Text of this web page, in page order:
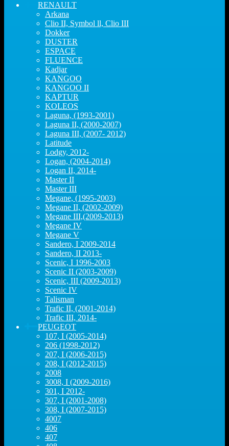
RENAULT
Arkana
Clio II, Symbol ll, Clio III
Dokker
DUSTER
ESPACE
FLUENCE
Kadjar
KANGOO
KANGOO II
KAPTUR
KOLEOS
Laguna, (1993-2001)
Laguna II, (2000-2007)
Laguna III, (2007- 2012)
Latitude
Lodgy, 2012-
Logan, (2004-2014)
Logan II, 2014-
Master II
Master III
Megane, (1995-2003)
Megane II, (2002-2009)
Megane III,(2009-2013)
Megane IV
Megane V
Sandero, I 2009-2014
Sandero, II 2013-
Scenic, I 1996-2003
Scenic II (2003-2009)
Scenic, III (2009-2013)
Scenic IV
Talisman
Trafic II, (2001-2014)
Trafic III, 2014-
PEUGEOT
107, I (2005-2014)
206 (1998-2012)
207, I (2006-2015)
208, I (2012-2015)
2008
3008, I (2009-2016)
301, I 2012-
307, I (2001-2008)
308, I (2007-2015)
4007
406
407